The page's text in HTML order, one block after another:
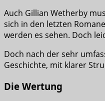
Auch Gillian Wetherby
sich in den letzten
werden es sehen. Doch
Doch nach der sehr
Geschichte, mit klarer
Die Wertung